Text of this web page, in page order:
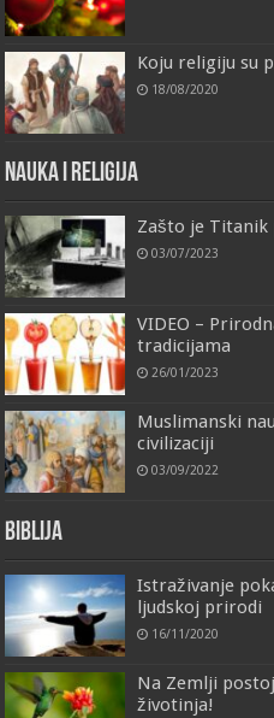
Koju religiju su
18/08/2020
Nauka i religija
Zašto je Titanik
03/07/2023
VIDEO –
tradicijama
26/01/2023
Muslimanski
civilizaciji
03/09/2022
Biblija
Istraživanje
ljudskoj prirodi
16/11/2020
Na Zemlji
životinja!